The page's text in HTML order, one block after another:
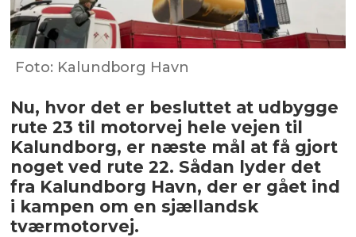
Foto: Kalundborg Havn
Nu, hvor det er besluttet at udbygge
rute 23 til motorvej hele vejen til
Kalundborg, er næste mål at få gjort
noget ved rute 22. Sådan lyder det
fra Kalundborg Havn, der er gået ind
i kampen om en sjællandsk
tværmotorvej.